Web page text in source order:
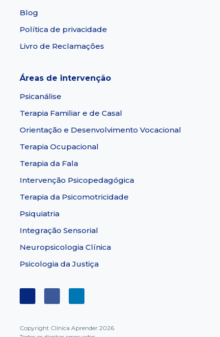
Blog
Política de privacidade
Livro de Reclamações
Áreas de intervenção
Psicanálise
Terapia Familiar e de Casal
Orientação e Desenvolvimento Vocacional
Terapia Ocupacional
Terapia da Fala
Intervenção Psicopedagógica
Terapia da Psicomotricidade
Psiquiatria
Integração Sensorial
Neuropsicologia Clínica
Psicologia da Justiça
Copyright Clínica Aprender 2026.